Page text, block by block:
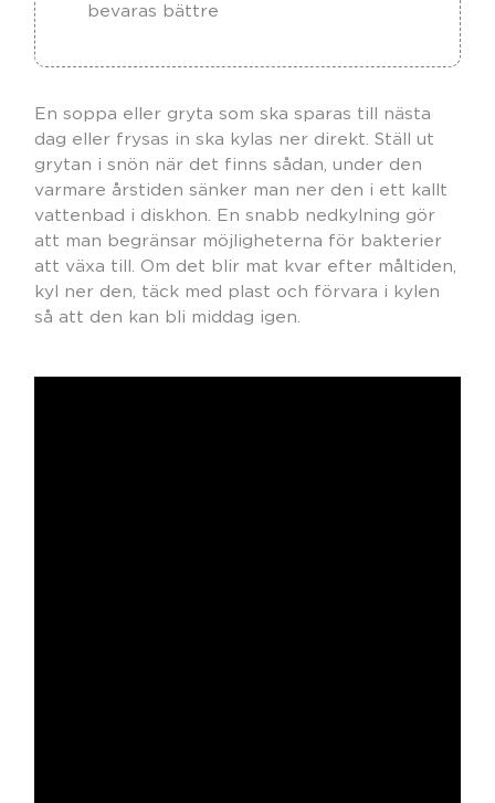
bevaras bättre
En soppa eller gryta som ska sparas till nästa
dag eller frysas in ska kylas ner direkt. Ställ ut
grytan i snön när det finns sådan, under den
varmare årstiden sänker man ner den i ett kallt
vattenbad i diskhon. En snabb nedkylning gör
att man begränsar möjligheterna för bakterier
att växa till. Om det blir mat kvar efter måltiden,
kyl ner den, täck med plast och förvara i kylen
så att den kan bli middag igen.